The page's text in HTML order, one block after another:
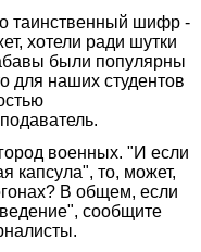
таинственный шифр -
хотели ради шутки
были популярны
для наших студентов
военных. "И если
капсула", то, может,
В общем, если
сообщите